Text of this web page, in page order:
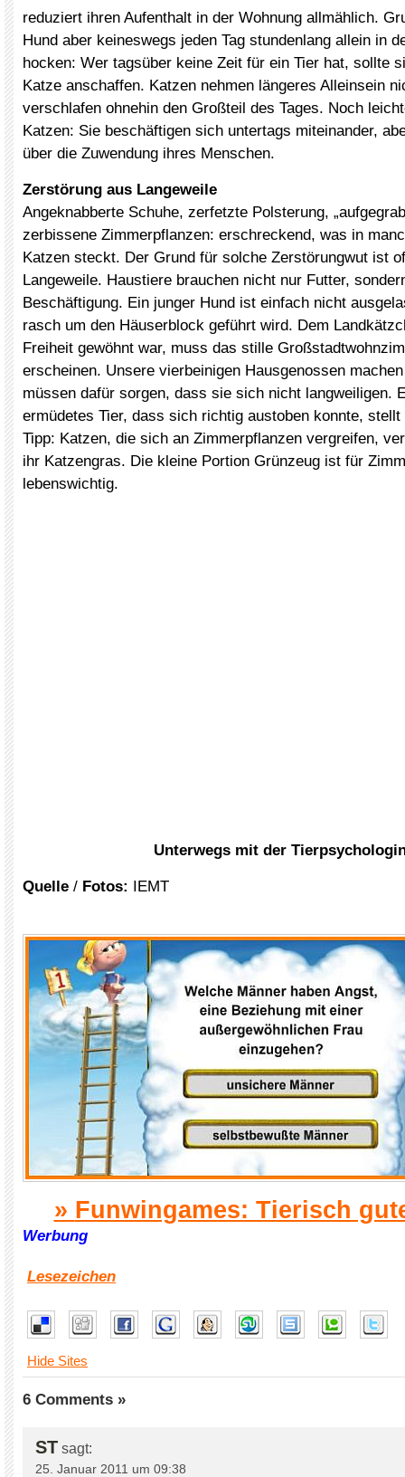
reduziert ihren Aufenthalt in der Wohnung allmählich.
Hund aber keineswegs jeden Tag stundenlang allein in
hocken: Wer tagsüber keine Zeit für ein Tier hat, sollte
Katze anschaffen. Katzen nehmen längeres Alleinsein
verschlafen ohnehin den Großteil des Tages. Noch
Katzen: Sie beschäftigen sich untertags miteinander,
über die Zuwendung ihres Menschen.
Zerstörung aus Langeweile
Angeknabberte Schuhe, zerfetzte Polsterung,
zerbissene Zimmerpflanzen: erschreckend, was in
Katzen steckt. Der Grund für solche Zerstörungwut ist
Langeweile. Haustiere brauchen nicht nur Futter,
Beschäftigung. Ein junger Hund ist einfach nicht
rasch um den Häuserblock geführt wird. Dem
Freiheit gewöhnt war, muss das stille
erscheinen. Unsere vierbeinigen Hausgenossen
müssen dafür sorgen, dass sie sich nicht langweiligen.
ermüdetes Tier, dass sich richtig austoben konnte,
Tipp: Katzen, die sich an Zimmerpflanzen vergreifen,
ihr Katzengras. Die kleine Portion Grünzeug ist für
lebenswichtig.
Unterwegs mit der
Quelle / Fotos: IEMT
» Funwingames: Tierisch
Werbung
Lesezeichen
Hide Sites
6 Comments »
ST sagt:
25. Januar 2011 um 09:38